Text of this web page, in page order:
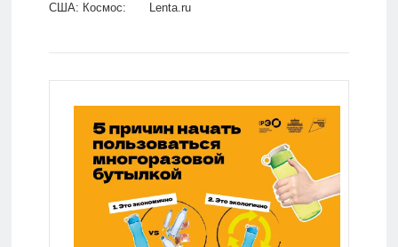
США: Космос:
Lenta.ru
Lenta.ru